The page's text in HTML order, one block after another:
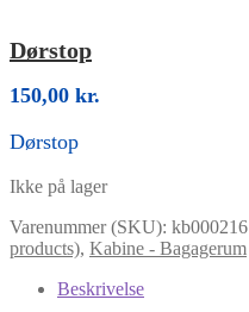
Dørstop
150,00 kr.
Dørstop
Ikke på lager
Varenummer (SKU): kb000216
products), Kabine - Bagagerum
Beskrivelse